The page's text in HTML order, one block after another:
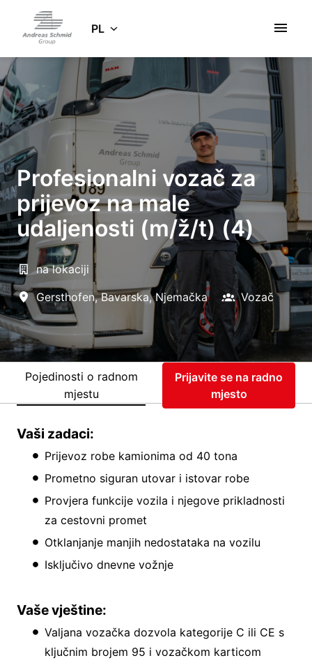
zawartości
Strona głównaPL
Profesionalni vozač za
prijevoz na male
udaljenosti (m/ž/t) (4)
na lokaciji
Gersthofen, Bavarska, Njemačka Vozač
Pojedinosti o radnom
mjestu
Prijavite se na radno
mjesto
Vaši zadaci:
Prijevoz robe kamionima od 40 tona
Prometno siguran utovar i istovar robe
Provjera funkcije vozila i njegove prikladnosti
za cestovni promet
Otklanjanje manjih nedostataka na vozilu
Isključivo dnevne vožnje
Vaše vještine:
Valjana vozačka dozvola kategorije C ili CE s
ključnim brojem 95 i vozačkom karticom